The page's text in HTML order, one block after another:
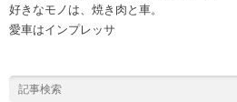
好きなモノは、焼き肉と車。
愛車はインプレッサ